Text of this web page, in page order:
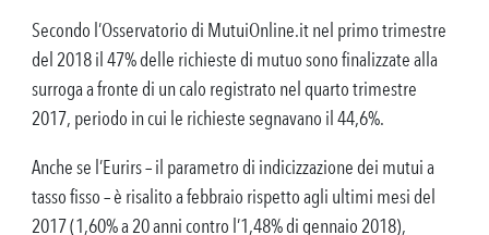
Secondo l’Osservatorio di MutuiOnline.it nel primo trimestre
del 2018 il 47% delle richieste di mutuo sono finalizzate alla
surroga a fronte di un calo registrato nel quarto trimestre
2017, periodo in cui le richieste segnavano il 44,6%.
Anche se l’Eurirs – il parametro di indicizzazione dei mutui a
tasso fisso – è risalito a febbraio rispetto agli ultimi mesi del
2017 (1,60% a 20 anni contro l’1,48% di gennaio 2018),